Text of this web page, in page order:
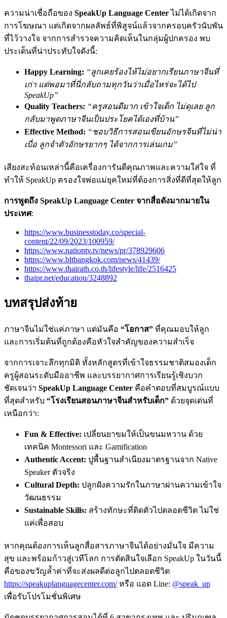
ความน่าเชื่อถือของ SpeakUp Language Centerไม่ได้เกิดจาก
การโฆษณา แต่เกิดจากผลลัพธ์ที่พิสูจน์แล้วจากครอบครัวนับพัน
ที่ไว้วางใจ จากการสำรวจความคิดเห็นในกลุ่มผู้ปกครอง พบ
ประเด็นที่น่าประทับใจดังนี้:
Happy Learning: “ลูกเคยร้องไห้ไม่อยากเรียนภาษาจีนที่
เก่า แต่พอมาที่นี่กลับถามทุกวันว่าเมื่อไหร่จะได้ไป
SpeakUp”
Quality Teachers: “ครูสอนดีมาก เข้าใจเด็ก ไม่ดุเลย ลูก
กลับมาพูดภาษาจีนเป็นประโยคได้เองที่บ้าน”
Effective Method: “ชอบวิธีการสอนเขียนอักษรจีนที่ไม่น่า
เบื่อ ลูกจำตัวอักษรยากๆ ได้จากการเล่นเกม”
เสียงสะท้อนเหล่านี้คือเครื่องการันตีคุณภาพและความใส่ใจ ที่
ทำให้ SpeakUp ครองใจพ่อแม่ยุคใหม่ที่ต้องการสิ่งที่ดีที่สุดให้ลูก
การพูดถึง SpeakUp Language Center จากสื่อดังมากมายใน
ประเทศ:
https://www.businesstoday.co/special-
content/22/09/2023/100959/
https://www.nationtv.tv/news/pr/378929606
https://www.bltbangkok.com/news/41439/
https://www.thairath.co.th/lifestyle/life/2516425
thaipr.net/education/3248892
บทสรุปส่งท้าย
ภาษาจีนไม่ใช่แค่ภาษา แต่มันคือ “โอกาส” ที่คุณมอบให้ลูก
และการเริ่มต้นที่ถูกต้องคือหัวใจสำคัญของความสำเร็จ
จากการเจาะลึกทุกมิติ ทั้งหลักสูตรที่เข้าใจธรรมชาติสมองเด็ก
ครูผู้สอนระดับมืออาชีพ และบรรยากาศการเรียนรู้เชิงบวก
ชัดเจนว่า SpeakUp Language Center คือคำตอบที่สมบูรณ์แบบ
ที่สุดสำหรับ “โรงเรียนสอนภาษาจีนสำหรับเด็ก” ด้วยจุดเด่นที่
เหนือกว่า:
Fun & Effective: เปลี่ยนยาขมให้เป็นขนมหวาน ด้วย
เทคนิค Montessori และ Gamification
Authentic Accent: ปูพื้นฐานสำเนียงมาตรฐานจาก Native
Speaker ตัวจริง
Cultural Depth: ปลูกฝังความรักในภาษาผ่านความเข้าใจ
วัฒนธรรม
Sustainable Skills: สร้างทักษะที่ติดตัวไปตลอดชีวิต ไม่ใช่
แค่เพื่อสอบ
หากคุณต้องการเห็นลูกสื่อสารภาษาจีนได้อย่างมั่นใจ มีความ
สุข และพร้อมก้าวสู่เวทีโลก การตัดสินใจเลือก SpeakUp ในวันนี้
คือของขวัญล้ำค่าที่จะส่งผลดีต่อลูกไปตลอดชีวิต
https://speakuplanguagecenter.com/หรือ แอด Line: @speak_up
เพื่อรับโปรโมชั่นพิเศษ